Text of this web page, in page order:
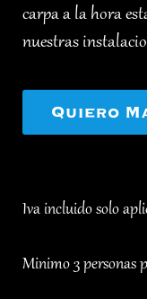
carpa a la hora
nuestras
Quiero
Iva incluido solo
Minimo 3 personas